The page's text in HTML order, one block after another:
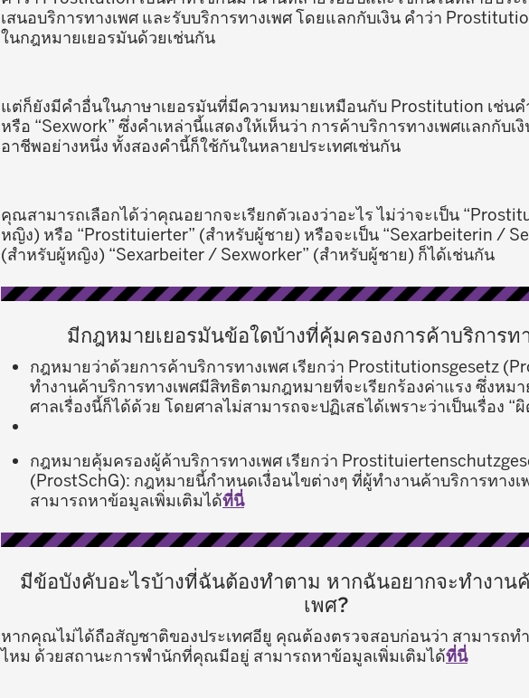
เสนอบริการทางเพศ และรับบริการทางเพศ โดยแลกกับเงิน คำว่า
ในกฎหมายเยอรมันด้วยเช่นกัน
แต่ก็ยังมีคำอื่นในภาษาเยอรมันที่มีความหมายเหมือนกับ Prostitution เช่นค
หรือ “Sexwork” ซึ่งคำเหล่านี้แสดงให้เห็นว่า การค้าบริการทางเพศแลกกับเ
อาชีพอย่างหนึ่ง ทั้งสองคำนี้ก็ใช้กันในหลายประเทศเช่นกัน
คุณสามารถเลือกได้ว่าคุณอยากจะเรียกตัวเองว่าอะไร ไม่ว่าจะเป็น
หญิง) หรือ “Prostituierter” (สำหรับผู้ชาย) หรือจะเป็น “Sexarbeiterin /
(สำหรับผู้หญิง) “Sexarbeiter / Sexworker” (สำหรับผู้ชาย) ก็ได้เช่นกัน
มีกฎหมายเยอรมันข้อใดบ้างที่คุ้มครองการค้าบริการท
กฎหมายว่าด้วยการค้าบริการทางเพศ เรียกว่า Prostitutionsgesetz
ทำงานค้าบริการทางเพศมีสิทธิตามกฎหมายที่จะเรียกร้องค่าแรง ซึ่งหม
ศาลเรื่องนี้ก็ได้ด้วย โดยศาลไม่สามารถจะปฏิเสธได้เพราะว่าเป็นเรื่อง “
กฎหมายคุ้มครองผู้ค้าบริการทางเพศ เรียกว่า
(ProstSchG): กฎหมายนี้กำหนดเงื่อนไขต่างๆ ที่ผู้ทำงานค้าบริการทาง
สามารถหาข้อมูลเพิ่มเติมได้ที่นี่
มีข้อบังคับอะไรบ้างที่ฉันต้องทำตาม หากฉันอยากจะทำงาน
เพศ?
หากคุณไม่ได้ถือสัญชาติของประเทศอียู คุณต้องตรวจสอบก่อนว่า สามารถท
ไหม ด้วยสถานะการพำนักที่คุณมีอยู่ สามารถหาข้อมูลเพิ่มเติมได้ที่นี่